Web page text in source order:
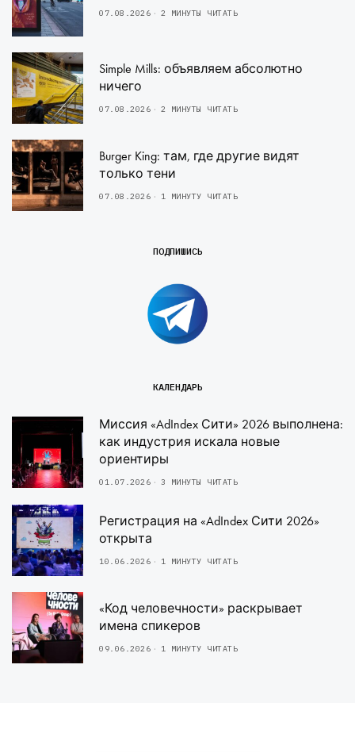
07.08.2026 2 МИНУТЫ ЧИТАТЬ
Simple Mills: объявляем абсолютно
ничего
07.08.2026 2 МИНУТЫ ЧИТАТЬ
Burger King: там, где другие видят
только тени
07.08.2026 1 МИНУТУ ЧИТАТЬ
ПОДПИШИСЬ
КАЛЕНДАРЬ
Миссия «AdIndex Сити» 2026 выполнена:
как индустрия искала новые
ориентиры
01.07.2026 3 МИНУТЫ ЧИТАТЬ
Регистрация на «AdIndex Сити 2026»
открыта
10.06.2026 1 МИНУТУ ЧИТАТЬ
«Код человечности» раскрывает
имена спикеров
09.06.2026 1 МИНУТУ ЧИТАТЬ